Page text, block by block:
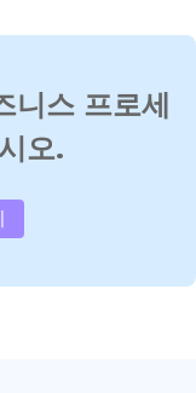
니스 프로세
오.